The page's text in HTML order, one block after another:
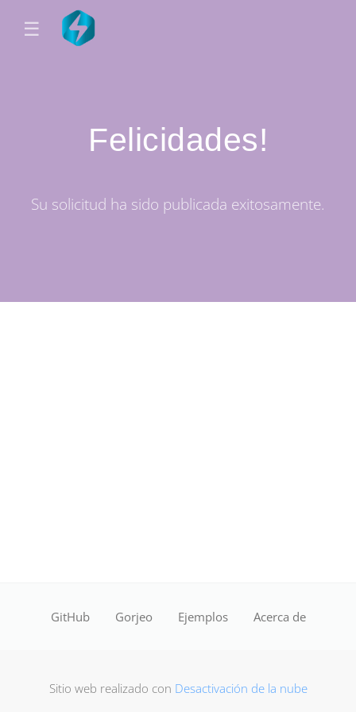
☰
Felicidades!
Su solicitud ha sido publicada exitosamente.
GitHub Gorjeo Ejemplos Acerca de
Sitio web realizado con Desactivación de la nube